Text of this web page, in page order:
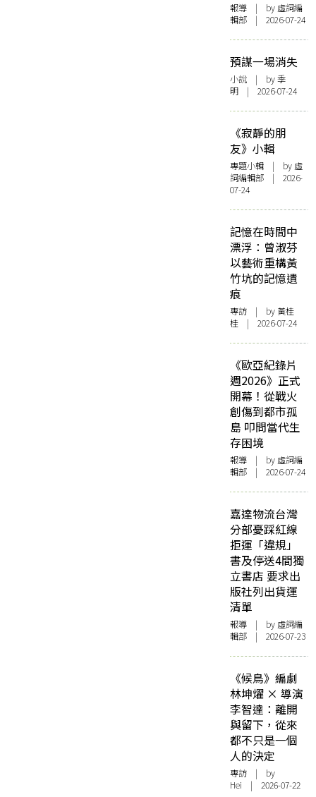
報導 | by 虛詞編
輯部 | 2026-07-24
預謀一場消失
小說 | by 季
明 | 2026-07-24
《寂靜的朋
友》小輯
專題小輯 | by 虛
詞編輯部 | 2026-
07-24
記憶在時間中
漂浮：曾淑芬
以藝術重構黃
竹坑的記憶遺
痕
專訪 | by 黃桂
桂 | 2026-07-24
《歐亞紀錄片
週2026》正式
開幕！從戰火
創傷到都市孤
島 叩問當代生
存困境
報導 | by 虛詞編
輯部 | 2026-07-24
嘉達物流台灣
分部憂踩紅線
拒運「違規」
書及停送4間獨
立書店 要求出
版社列出貨運
清單
報導 | by 虛詞編
輯部 | 2026-07-23
《候鳥》編劇
林坤燿 × 導演
李智達：離開
與留下，從來
都不只是一個
人的決定
專訪 | by
Hei | 2026-07-22